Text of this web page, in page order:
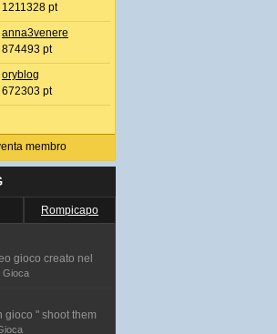
1211328 pt
anna3venere
874493 pt
oryblog
672303 pt
membro
Rompicapo
gioco creato nel
Gioca
gioco " shoot them